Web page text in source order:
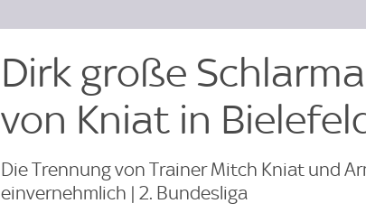
Dirk große
von Kniat in
Die Trennung von Trainer Mitch Kniat und
einvernehmlich | 2. Bundesliga